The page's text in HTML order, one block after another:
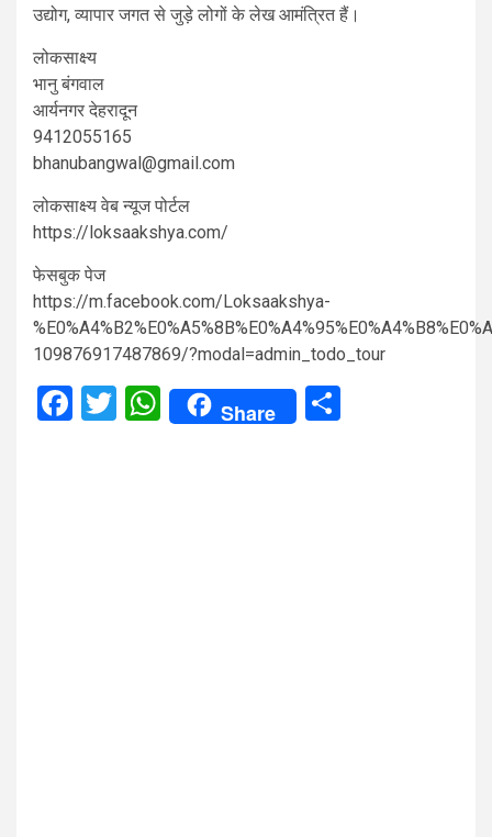
उद्योग, व्यापार जगत से जुड़े लोगों के लेख आमंत्रित हैं।
लोकसाक्ष्य
भानु बंगवाल
आर्यनगर देहरादून
9412055165
bhanubangwal@gmail.com
लोकसाक्ष्य वेब न्यूज पोर्टल
https://loksaakshya.com/
फेसबुक पेज
https://m.facebook.com/Loksaakshya-
109876917487869/?modal=admin_todo_tour
Facebook
Twitter
WhatsApp
Share